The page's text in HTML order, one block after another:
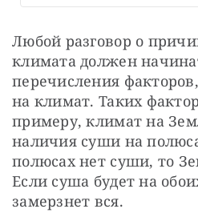
Любой разговор о
климата должен
перечисления
на климат. Таких
примеру, климат на
наличия суши на
полюсах нет суши, то
Если суша будет на
замерзнет вся.